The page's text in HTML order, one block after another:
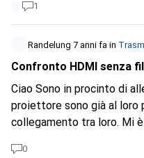
proiettore Acer ha 2 porte
supporta il 4K. Non credo
passare il segnale audio
trovato nulla al riguardo.
mantenere la
Qualcuno ha una
meno importante, vorrei
dall'altra parte del
1
Randelung 7 anni fa in
Confronto HDMI senza
Ciao Sono in procinto di allestire un home cinema. L'AVR e il
proiettore sono già al loro
collegamento tra loro. Mi
0